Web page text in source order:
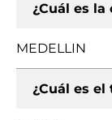
¿Cuál es
MEDELLIN
¿Cuál es el